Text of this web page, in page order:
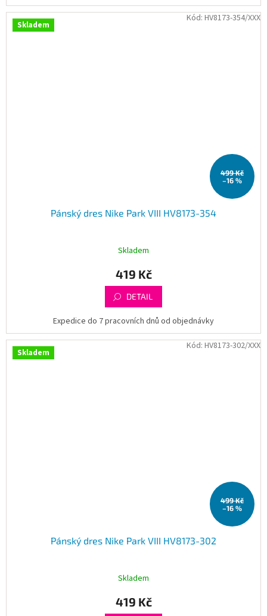
Skladem
499 Kč
–16 %
Pánský dres Nike Park VIII HV8173-354
Skladem
419 Kč
DETAIL
Expedice do 7 pracovních dnů od objednávky
Kód: HV8173-354/XXX
Skladem
499 Kč
–16 %
Pánský dres Nike Park VIII HV8173-302
Skladem
419 Kč
Kód: HV8173-302/XXX